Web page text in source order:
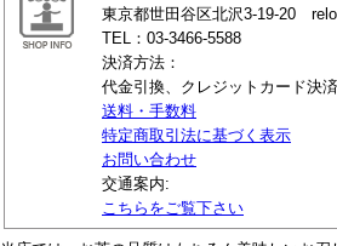
東京都世田谷区北沢3-19-20
TEL：03-3466-5588
決済方法：
代金引換、クレジットカード決済
送料・手数料
特定商取引法に基づく表示
お問い合わせ
交通案内:
こちらをご覧下さい